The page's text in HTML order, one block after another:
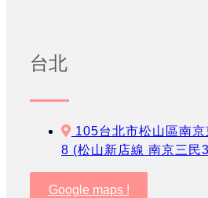
台北
105台北市松山區南
8 (松山新店線 南京三民
Google maps !